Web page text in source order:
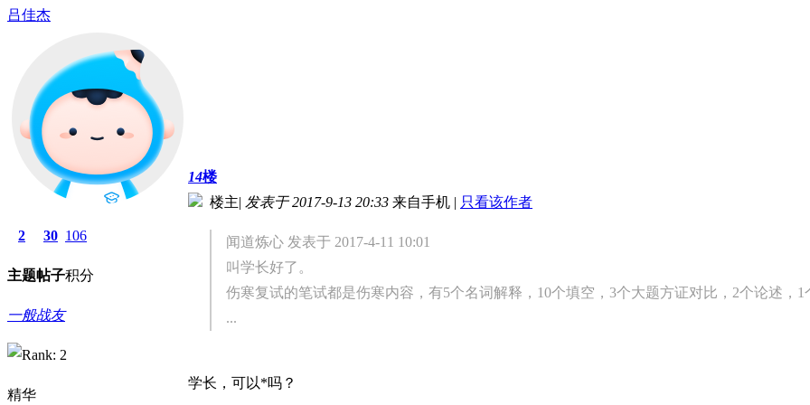
吕佳杰
2
主题
30
帖子
106
积分
一般战友
精华
14楼
楼主| 发表于 2017-9-13 20:33 来自手机 | 只看该作者
闻道炼心 发表于 2017-4-11 10:01
叫学长好了。
伤寒复试的笔试都是伤寒内容，有5个名词解释，10个填空，3个大题方证对比，2个论述，1
...
学长，可以*吗？